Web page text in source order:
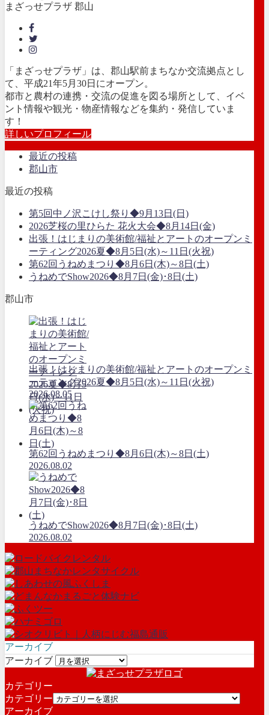
まざっせプラザ 郡山
「まざっせプラザ」は、郡山駅前まちなか交流拠点とし
て、平成21年5月30日にオープン。
都市と農村の連携・交流の促進を図る場所として、イベ
ント情報や観光・物産情報などを集約・発信していま
す！
詳しいプロフィール
最近の投稿
郡山市
最近の投稿
第5回中ノ沢こけし祭り◆9月13日(日)
2026芝桜の里ひらた 花火大会◆8月14日(金)
出張！はじまりの美術館/福祉とアートのオープンミ
ーティング2026夏◆8月5日(水)～11日(火祝)
第62回うねめまつり◆8月6日(木)～8日(土)
うねめでShow2026◆8月7日(金)･8日(土)
郡山市
出張！はじまりの美術館/福祉とアートのオープンミ
ーティング2026夏◆8月5日(水)～11日(火祝)
2026.08.05
第62回うねめまつり◆8月6日(木)～8日(土)
2026.08.02
うねめでShow2026◆8月7日(金)･8日(土)
2026.08.02
アーカイブ
アーカイブ
カテゴリー
カテゴリー
アーカイブ